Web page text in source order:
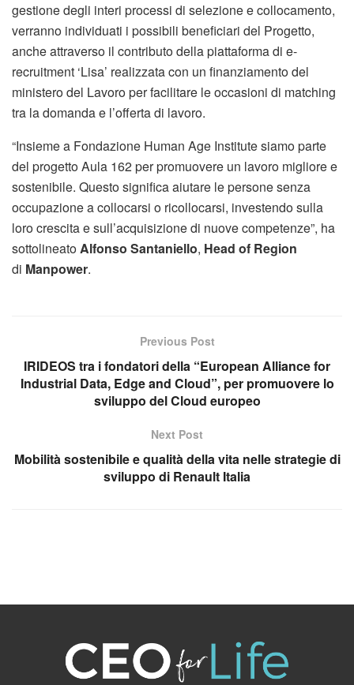
gestione degli interi processi di selezione e collocamento,
verranno individuati i possibili beneficiari del Progetto,
anche attraverso il contributo della piattaforma di e-
recruitment ‘Lisa’ realizzata con un finanziamento del
ministero del Lavoro per facilitare le occasioni di matching
tra la domanda e l’offerta di lavoro.
“Insieme a Fondazione Human Age Institute siamo parte
del progetto Aula 162 per promuovere un lavoro migliore e
sostenibile. Questo significa aiutare le persone senza
occupazione a collocarsi o ricollocarsi, investendo sulla
loro crescita e sull’acquisizione di nuove competenze”, ha
sottolineatoAlfonso Santaniello, Head of Region
di Manpower.
Previous Post
IRIDEOS tra i fondatori della “European Alliance for
Industrial Data, Edge and Cloud”, per promuovere lo
sviluppo del Cloud europeo
Next Post
Mobilità sostenibile e qualità della vita nelle strategie di
sviluppo di Renault Italia